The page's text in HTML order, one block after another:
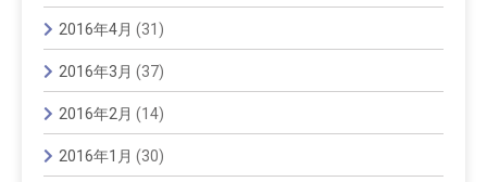
2016年4月 (31)
2016年3月 (37)
2016年2月 (14)
2016年1月 (30)